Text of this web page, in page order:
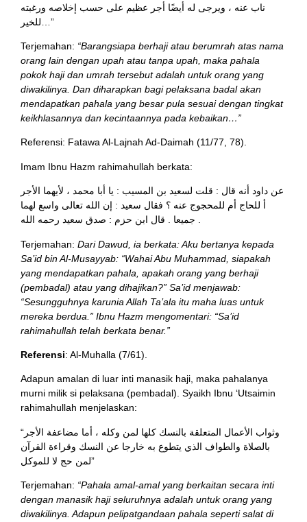
ناب عنه ، ويرجى له أيضًا أجر عظيم على حسب إخلاصه ورغبته
للخير…”
Terjemahan: “Barangsiapa berhaji atau berumrah atas nama
orang lain dengan upah atau tanpa upah, maka pahala
pokok haji dan umrah tersebut adalah untuk orang yang
diwakilinya. Dan diharapkan bagi pelaksana badal akan
mendapatkan pahala yang besar pula sesuai dengan tingkat
keikhlasannya dan kecintaannya pada kebaikan…”
Referensi: Fatawa Al-Lajnah Ad-Daimah (11/77, 78).
Imam Ibnu Hazm rahimahullah berkata:
عن داود أنه قال : قلت لسعيد بن المسيب : يا أبا محمد ، لأيهما الأجر
أ للحاج أم للمحجوج عنه ؟ فقال سعيد : إن الله تعالى واسع لهما
Terjemahan: Dari Dawud, ia berkata: Aku bertanya kepada
Sa’id bin Al-Musayyab: “Wahai Abu Muhammad, siapakah
yang mendapatkan pahala, apakah orang yang berhaji
(pembadal) atau yang dihajikan?” Sa’id menjawab:
“Sesungguhnya karunia Allah Ta’ala itu maha luas untuk
mereka berdua.” Ibnu Hazm mengomentari: “Sa’id
rahimahullah telah berkata benar.”
Referensi: Al-Muhalla (7/61).
Adapun amalan di luar inti manasik haji, maka pahalanya
murni milik si pelaksana (pembadal). Syaikh Ibnu ‘Utsaimin
rahimahullah menjelaskan:
“وثواب الأعمال المتعلقة بالنسك كلها لمن وكله ، أما مضاعفة الأجر
بالصلاة والطواف الذي يتطوع به خارجا عن النسك وقراءة القرآن
لمن حج لا للموكل”
Terjemahan: “Pahala amal-amal yang berkaitan secara inti
dengan manasik haji seluruhnya adalah untuk orang yang
diwakilinya. Adapun pelipatgandaan pahala seperti salat di